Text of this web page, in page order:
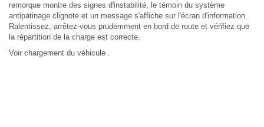
remorque montre des signes d'instabilité, le témoin du système
antipatinage clignote et un message s'affiche sur l'écran d'information.
Ralentissez, arrêtez-vous prudemment en bord de route et vérifiez que
la répartition de la charge est correcte.
Voir chargement du véhicule .